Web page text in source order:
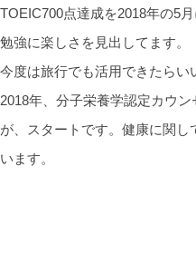
TOEIC700点達成を2018年の5
勉強に楽しさを見出してます。
今度は旅行でも活用できたらい
2018年、分子栄養学認定カウ
が、スタートです。健康に関
います。